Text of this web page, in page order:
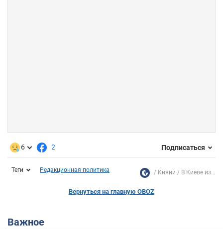
6 2 Подписаться
Теги Редакционная политика Кияни В Киеве из...
Вернуться на главную OBOZ
Важное